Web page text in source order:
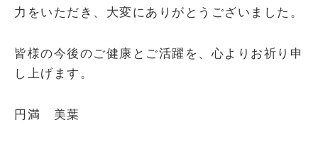
力をいただき、大変にありがとうございました。
皆様の今後のご健康とご活躍を、心よりお祈り申
し上げます。
円満 美葉